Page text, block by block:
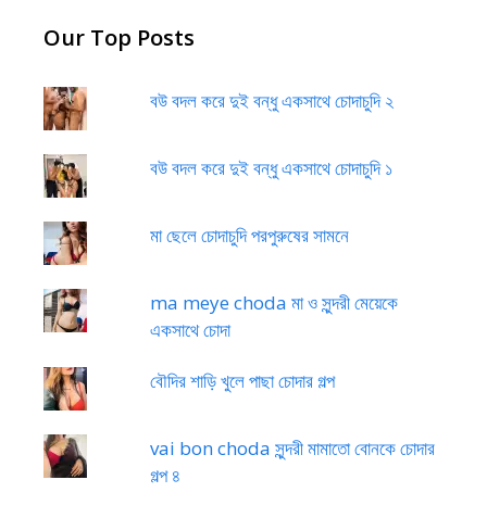
Our Top Posts
বউ বদল করে দুই বন্ধু একসাথে চোদাচুদি ২
বউ বদল করে দুই বন্ধু একসাথে চোদাচুদি ১
মা ছেলে চোদাচুদি পরপুরুষের সামনে
ma meye choda মা ও সুন্দরী মেয়েকে
একসাথে চোদা
বৌদির শাড়ি খুলে পাছা চোদার গল্প
vai bon choda সুন্দরী মামাতো বোনকে চোদার
গল্প ৪